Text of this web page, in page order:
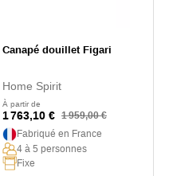
Canapé douillet Figari
Home Spirit
À partir de
1 763,10 € 1 959,00 €
Fabriqué en France
4 à 5 personnes
Fixe